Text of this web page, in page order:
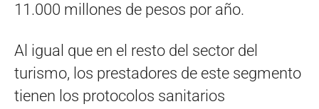
11.000 millones de pesos por año.
Al igual que en el resto del sector del
turismo, los prestadores de este segmento
tienen los protocolos sanitarios